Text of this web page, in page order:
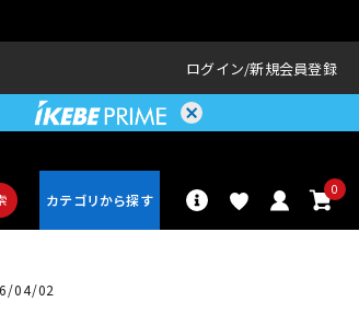
ログイン 新規会員登録
0
04/02